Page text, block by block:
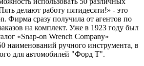
делают работу пятидесяти!» - это
Фирма сразу получила от агентов по
на комплект. Уже в 1923 году был
«Snap-on Wrench Company»
наименований ручного инструмента, в
для автомобилей "Форд Т".